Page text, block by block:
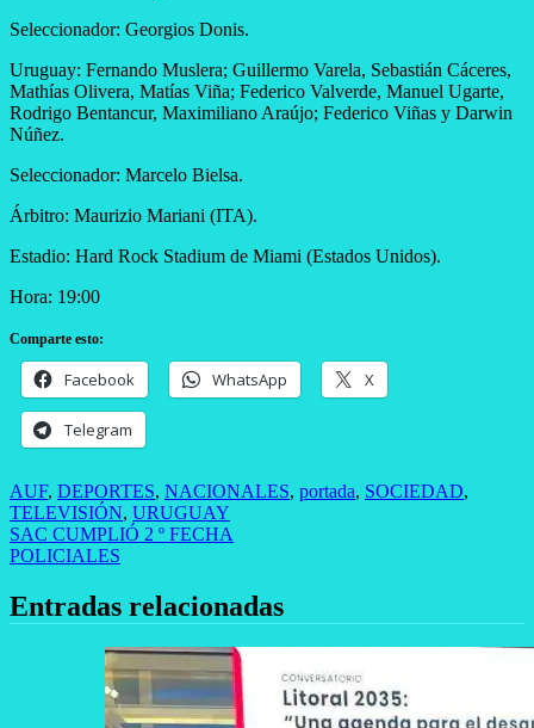
Seleccionador: Georgios Donis.
Uruguay: Fernando Muslera; Guillermo Varela, Sebastián Cáceres,
Mathías Olivera, Matías Viña; Federico Valverde, Manuel Ugarte,
Rodrigo Bentancur, Maximiliano Araújo; Federico Viñas y Darwin
Núñez.
Seleccionador: Marcelo Bielsa.
Árbitro: Maurizio Mariani (ITA).
Estadio: Hard Rock Stadium de Miami (Estados Unidos).
Hora: 19:00
Comparte esto:
Facebook WhatsApp X
Telegram
AUF, DEPORTES, NACIONALES, portada, SOCIEDAD,
TELEVISIÓN, URUGUAY
Navegación
de
entradas
SAC CUMPLIÓ 2 º FECHA
POLICIALES
Entradas relacionadas